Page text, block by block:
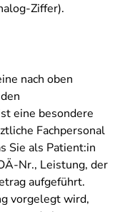
Ziffer).
nach oben
eine besondere
Fachpersonal
Sie als Patient:in
Nr., Leistung, der
aufgeführt.
vorgelegt wird,